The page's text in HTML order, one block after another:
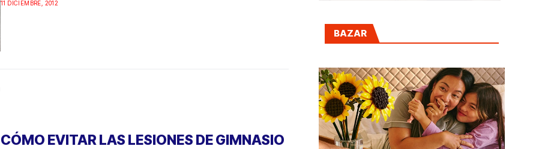
11 DICIEMBRE, 2012
CÓMO EVITAR LAS LESIONES DE GIMNASIO
BAZAR